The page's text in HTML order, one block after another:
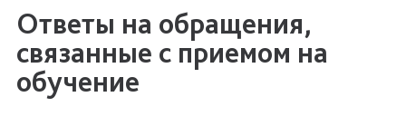
Ответы на обращения,
связанные с приемом на
обучение